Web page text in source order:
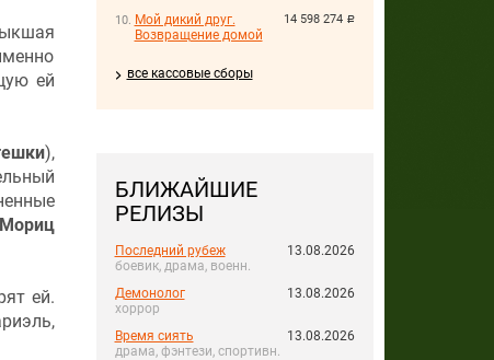
14 598 274 руб.
Мой дикий друг.
Возвращение домой
все кассовые сборы
БЛИЖАЙШИЕ
РЕЛИЗЫ
Последний рубеж
боевик, драма, военн.
13.08.2026
Демонолог
хоррор
13.08.2026
Время сиять
драма, фэнтези, спортивн.
13.08.2026
ей
),
ей.